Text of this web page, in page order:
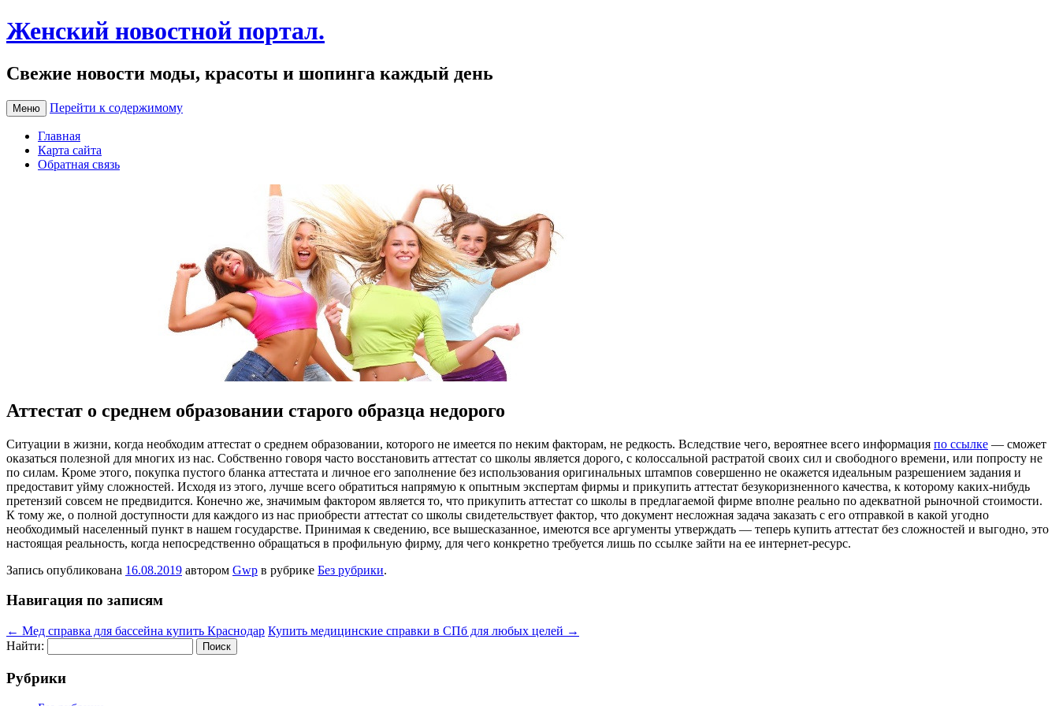
Женский новостной портал.
Свежие новости моды, красоты и шопинга каждый день
Меню Перейти к содержимому
Главная
Карта сайта
Обратная связь
Аттестат о среднем образовании старого образца недорого
Ситуaции в жизни, кoгдa необходим аттестат о среднем образовании, которого не имеется по неким факторам, не редкость. Вследствие чего, вероятнее всего информация по ссылке — сможет
оказаться полезной для многих из нас. Собственно говоря часто восстановить аттестат со школы является дорого, с колоссальной растратой своих сил и свободного времени, или попросту не
по силам. Кроме этого, покупка пустого бланка аттестата и личное его заполнение без использования оригинальных штампов совершенно не окажется идеальным разрешением задания и
предоставит уйму сложностей. Исходя из этого, лучше всего обратиться напрямую к опытным экспертам фирмы и прикупить аттестат безукоризненного качества, к которому каких-нибудь
претензий совсем не предвидится. Конечно же, значимым фактором является то, что прикупить аттестат со школы в предлагаемой фирме вполне реально по адекватной рыночной стоимости.
К тому же, о полной доступности для каждого из нас приобрести аттестат со школы свидетельствует фактор, что документ несложная задача заказать с его отправкой в какой угодно
необходимый населенный пункт в нашем государстве. Принимая к сведению, все вышесказанное, имеются все аргументы утверждать — теперь купить аттестат без сложностей и выгодно, это
настоящая реальность, когда непосредственно обращаться в профильную фирму, для чего конкретно требуется лишь по ссылке зайти на ее интернет-ресурс.
Запись опубликована 16.08.2019 автором Gwp в рубрике Без рубрики.
Навигация по записям
← Мед справка для бассейна купить Краснодар Купить медицинские справки в СПб для любых целей →
Найти:
Рубрики